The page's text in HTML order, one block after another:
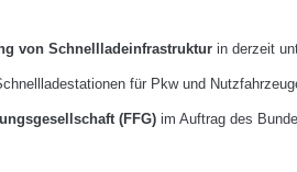
von Schnellladeinfrastruktur in derzeit
für Pkw und
(FFG) im Auftrag des